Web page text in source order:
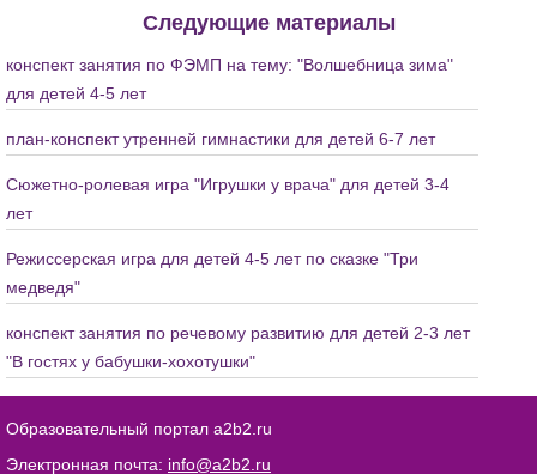
Следующие материалы
конспект занятия по ФЭМП на тему: "Волшебница зима"
для детей 4-5 лет
план-конспект утренней гимнастики для детей 6-7 лет
Сюжетно-ролевая игра "Игрушки у врача" для детей 3-4
лет
Режиссерская игра для детей 4-5 лет по сказке "Три
медведя"
конспект занятия по речевому развитию для детей 2-3 лет
"В гостях у бабушки-хохотушки"
Образовательный портал a2b2.ru
Электронная почта: info@a2b2.ru